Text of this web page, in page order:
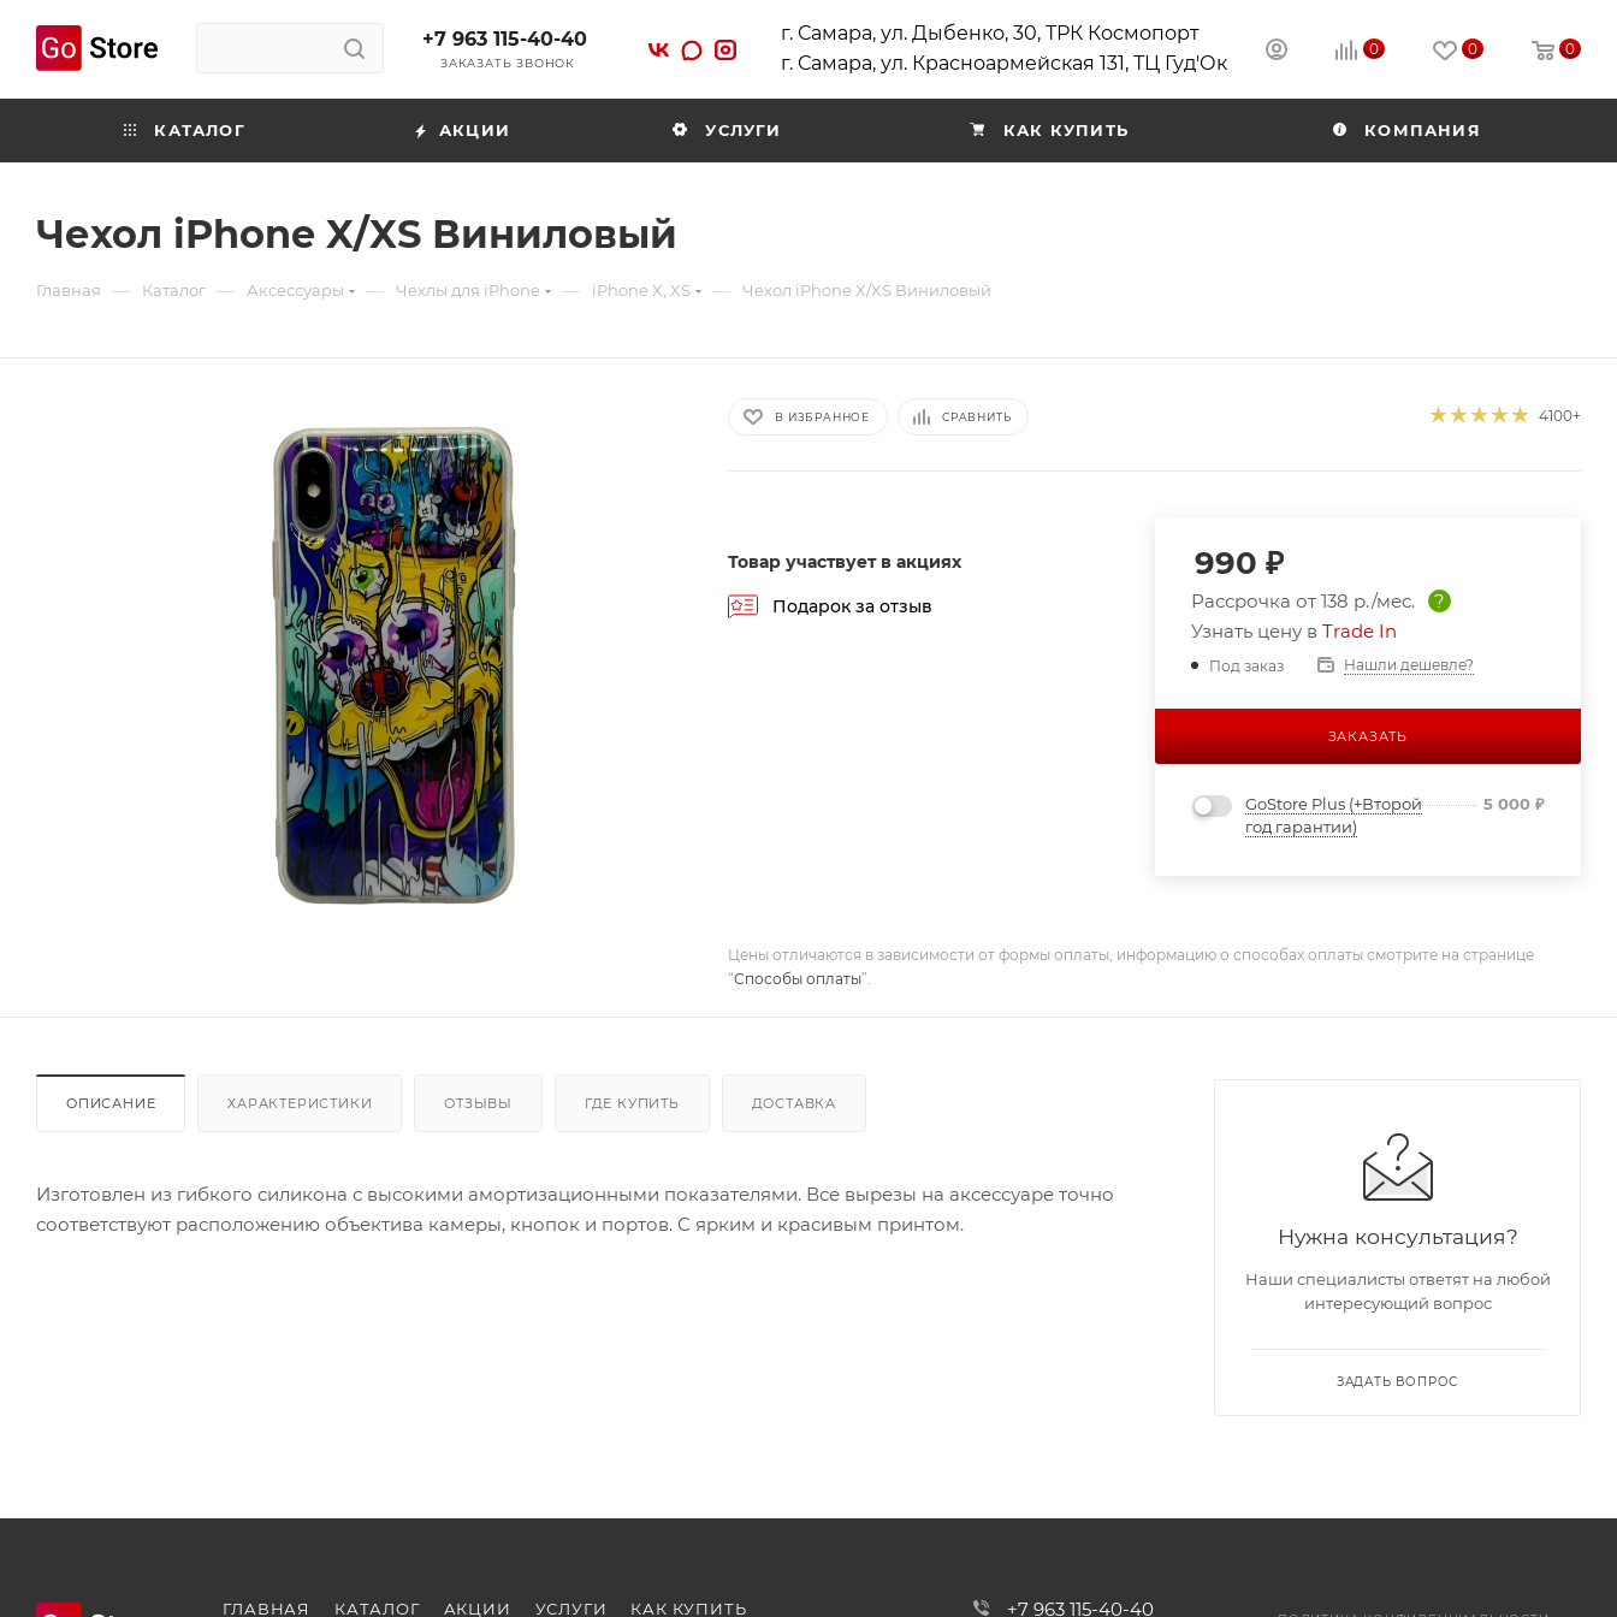
+7 963 115-40-40
ЗАКАЗАТЬ ЗВОНОК
г. Самара, ул. Дыбенко, 30, ТРК Космопорт
г. Самара, ул. Красноармейская 131, ТЦ Гуд'Ок
0 0 0
КАТАЛОГ АКЦИИ УСЛУГИ КАК КУПИТЬ КОМПАНИЯ
Чехол iPhone X/XS Виниловый
Главная — Каталог — Аксессуары — Чехлы для iPhone — iPhone X, XS — Чехол iPhone X/XS Виниловый
В ИЗБРАННОЕ СРАВНИТЬ 4100+
Товар участвует в акциях
Подарок за отзыв
990 ₽
Рассрочка от 138 р./мес.
?
Узнать цену в Trade In
Под заказ Нашли дешевле?
ЗАКАЗАТЬ
GoStore Plus (+Второй
год гарантии)
5 000₽
Цены отличаются в зависимости от формы оплаты, информацию о способах оплаты смотрите на странице
“Способы оплаты”.
ОПИСАНИЕ ХАРАКТЕРИСТИКИ ОТЗЫВЫ ГДЕ КУПИТЬ ДОСТАВКА
Изготовлен из гибкого силикона с высокими амортизационными показателями. Все вырезы на аксессуаре точно
соответствуют расположению объектива камеры, кнопок и портов. С ярким и красивым принтом.
Нужна консультация?
Наши специалисты ответят на любой
интересующий вопрос
ЗАДАТЬ ВОПРОС
ГЛАВНАЯ КАТАЛОГ АКЦИИ УСЛУГИ КАК КУПИТЬ +7 963 115-40-40